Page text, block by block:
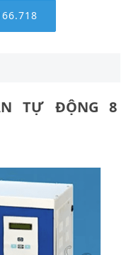
TỰ ĐỘNG 8